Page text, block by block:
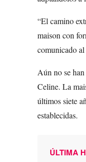
“El camino
maison con
comunicado
Aún no se
Celine. La
últimos siete
establecidas.
ÚLTIMA